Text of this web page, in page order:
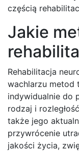
częścią
Jakie
Rehabilitacja
wachlarzu metod
indywidualnie do
rodzaj i
także jego
przywrócenie
jakości życia,